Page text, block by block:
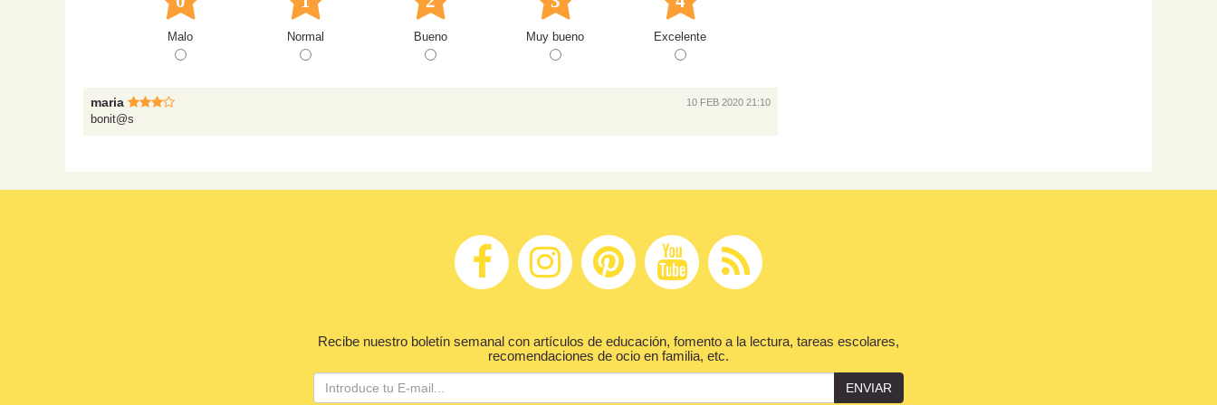
Malo Normal Bueno Muy bueno Excelente
10 FEB 2020 21:10
maria
bonit@s
Recibe nuestro boletín semanal con artículos de educación, fomento a la lectura, tareas escolares,
recomendaciones de ocio en familia, etc.
ENVIAR